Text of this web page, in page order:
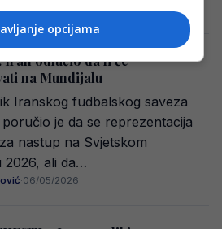
Iran odlučio da li će
na Mundijalu
Iranskog fudbalskog saveza
poručio je da se reprezentacija
nastup na Svjetskom
2026, ali da…
·06/05/2026
opcijama